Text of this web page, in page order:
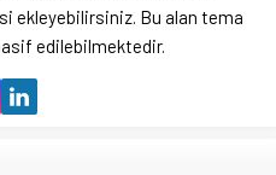
ekleyebilirsiniz. Bu alan tema
edilebilmektedir.